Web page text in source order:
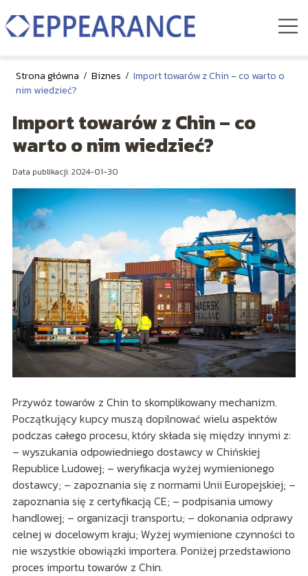
Strona główna / Biznes / Import towarów z Chin – co warto o
nim wiedzieć?
Import towarów z Chin – co
warto o nim wiedzieć?
Data publikacji: 2024-01-30
Przywóz towarów z Chin to skomplikowany mechanizm.
Początkujący kupcy muszą dopilnować wielu aspektów
podczas całego procesu, który składa się między innymi z:
– wyszukania odpowiedniego dostawcy w Chińskiej
Republice Ludowej; – weryfikacja wyżej wymienionego
dostawcy; – zapoznania się z normami Unii Europejskiej; –
zapoznania się z certyfikacją CE; – podpisania umowy
handlowej; – organizacji transportu; – dokonania odprawy
celnej w docelowym kraju; Wyżej wymienione czynności to
nie wszystkie obowiązki importera. Poniżej przedstawiono
proces importu towarów z Chin.